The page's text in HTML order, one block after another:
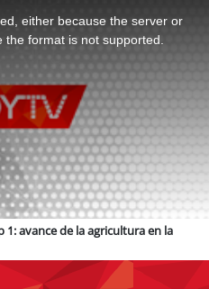
either because the server or
the format is not supported.
1: avance de la agricultura en la